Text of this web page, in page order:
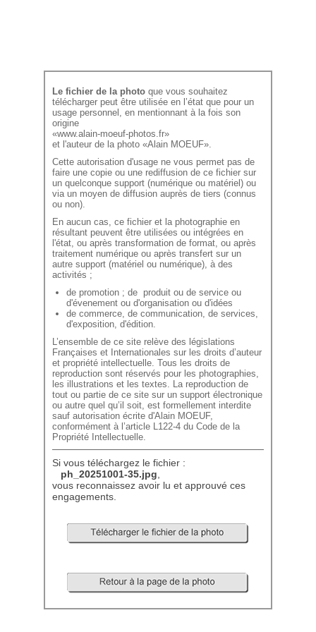
Le fichier de la photo que vous souhaitez
télécharger peut être utilisée en l’état que pour un
usage personnel, en mentionnant à la fois son
origine
«www.alain-moeuf-photos.fr»
et l'auteur de la photo «Alain MOEUF».
Cette autorisation d'usage ne vous permet pas de
faire une copie ou une rediffusion de ce fichier sur
un quelconque support (numérique ou matériel) ou
via un moyen de diffusion auprès de tiers (connus
ou non).
En aucun cas, ce fichier et la photographie en
résultant peuvent être utilisées ou intégrées en
l'état, ou après transformation de format, ou après
traitement numérique ou après transfert sur un
autre support (matériel ou numérique), à des
activités ;
de promotion ; de produit ou de service ou
d'évenement ou d'organisation ou d'idées
de commerce, de communication, de services,
d'exposition, d'édition.
L’ensemble de ce site relève des législations
Françaises et Internationales sur les droits d’auteur
et propriété intellectuelle. Tous les droits de
reproduction sont réservés pour les photographies,
les illustrations et les textes. La reproduction de
tout ou partie de ce site sur un support électronique
ou autre quel qu’il soit, est formellement interdite
sauf autorisation écrite d'Alain MOEUF,
conformément à l’article L122-4 du Code de la
Propriété Intellectuelle.
Si vous téléchargez le fichier :
ph_20251001-35.jpg
vous reconnaissez avoir lu et approuvé ces
engagements.